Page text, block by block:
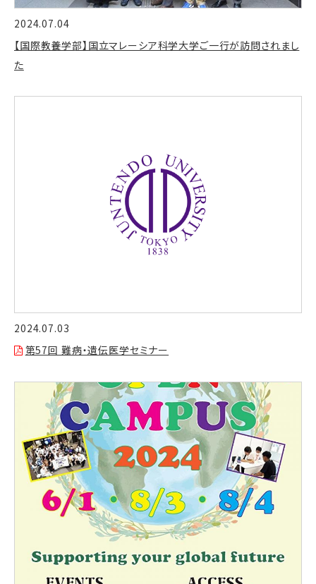
2024.07.04
【国際教養学部】国立マレーシア科学大学ご一行が訪問されまし
た
2024.07.03
第57回 難病・遺伝医学セミナー